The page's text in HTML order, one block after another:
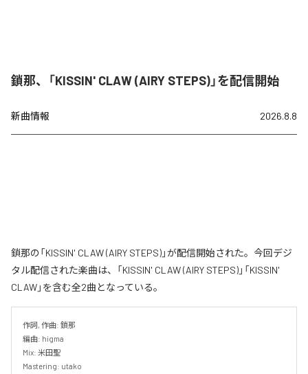
鎖那、「KISSIN' CLAW (AIRY STEPS)」を配信開始
新曲情報 2026.8.8
鎖那の「KISSIN' CLAW (AIRY STEPS)」が配信開始された。今回デジ
タル配信された楽曲は、「KISSIN' CLAW (AIRY STEPS)」「KISSIN'
CLAW」を含む全2曲となっている。
作詞, 作曲: 鎖那
編曲: higma
Mix: 米田聖
Mastering: utako